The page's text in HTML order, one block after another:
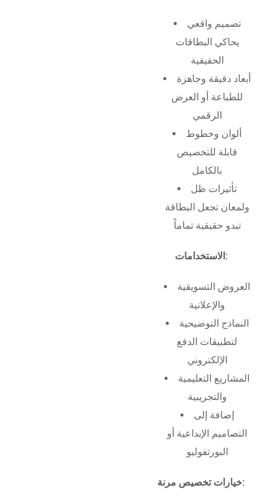
تصميم واقعي
يحاكي البطاقات
الحقيقية
أبعاد دقيقة وجاهزة
للطباعة أو العرض
الرقمي
ألوان وخطوط
قابلة للتخصيص
بالكامل
تأثيرات ظل
ولمعان تجعل البطاقة
تبدو حقيقية تماماً
الاستخدامات:
العروض التسويقية
والإعلانية
النماذج التوضيحية
لتطبيقات الدفع
الإلكتروني
المشاريع التعليمية
والتجريبية
إضافة إلى
التصاميم الإبداعية أو
البورتفوليو
خيارات تخصيص مرنة: